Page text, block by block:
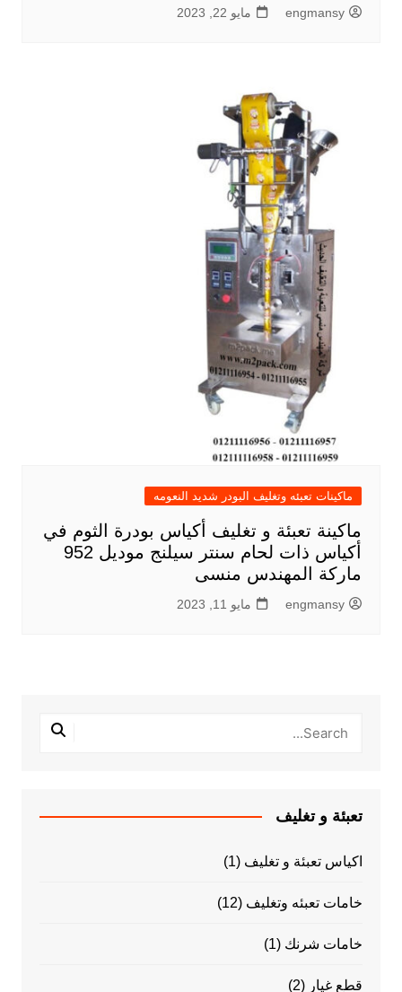
engmansy مايو 22, 2023
ماكينات تعبئه وتغليف البودر شديد النعومه
ماكينة تعبئة و تغليف أكياس بودرة الثوم في
أكياس ذات لحام سنتر سيلنج موديل 952
ماركة المهندس منسى
engmansy مايو 11, 2023
تعبئة و تغليف
اكياس تعبئة و تغليف (1)
خامات تعبئه وتغليف (12)
خامات شرنك (1)
قطع غيار (2)